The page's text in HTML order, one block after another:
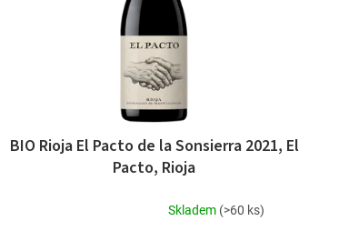
BIO Rioja El Pacto de la Sonsierra 2021, El
Pacto, Rioja
Skladem (>60 ks)